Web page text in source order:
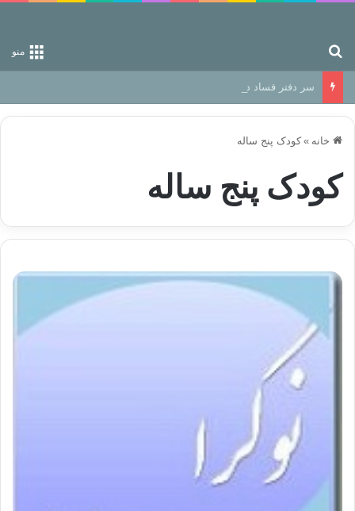
منو
سر دفتر فساد در زمین‌، دوری وکناره‌گیری از راه خداست‌!
خانه » کودک پنج ساله
کودک پنج ساله